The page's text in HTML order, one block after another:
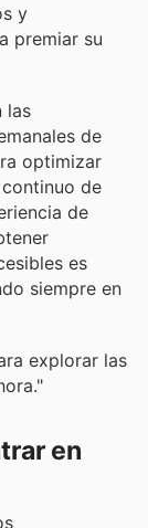
y
premiar su
las
de
optimizar
de
de
es
siempre en
explorar las
en